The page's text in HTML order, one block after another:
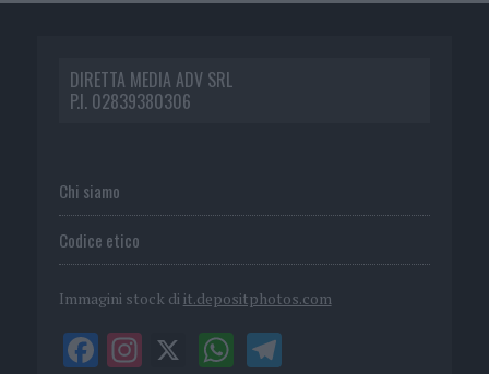
DIRETTA MEDIA ADV SRL
P.I. 02839380306
Chi siamo
Codice etico
Immagini stock di it.depositphotos.com